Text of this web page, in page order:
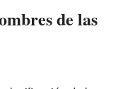
de las